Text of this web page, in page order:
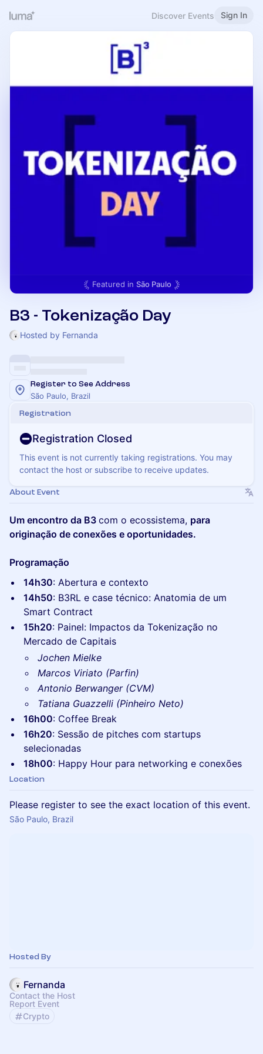
Discover Events Sign In
Featured in São Paulo
B3 - Tokenização Day
Hosted by Fernanda
Register to See Address
São Paulo, Brazil
Registration
Registration Closed
This event is not currently taking registrations. You may
contact the host or subscribe to receive updates.
About Event
Um encontro da B3 com o ecossistema, para
originação de conexões e oportunidades.
Programação
14h30: Abertura e contexto
14h50: B3RL e case técnico: Anatomia de um
Smart Contract
15h20: Painel: Impactos da Tokenização no
Mercado de Capitais
Jochen Mielke
Marcos Viriato (Parfin)
Antonio Berwanger (CVM)
Tatiana Guazzelli (Pinheiro Neto)
16h00: Coffee Break
16h20: Sessão de pitches com startups
selecionadas
18h00: Happy Hour para networking e conexões
Location
Please register to see the exact location of this event.
São Paulo, Brazil
Hosted By
Fernanda
Contact the Host
Report Event
Crypto